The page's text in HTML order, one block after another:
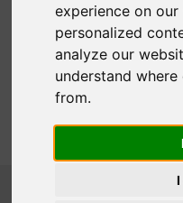
MENU
Noleggio
experience on
personalized
analyze our
understand
from.